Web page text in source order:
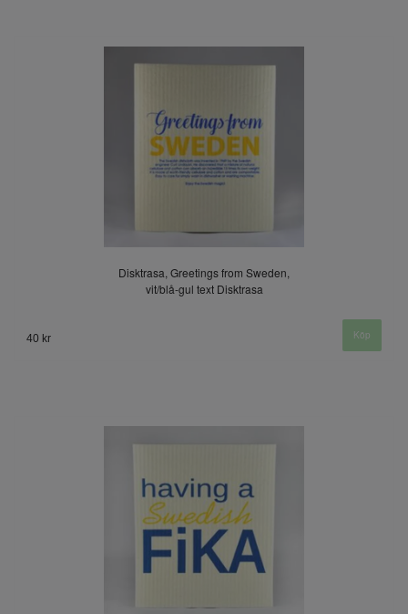
Disktrasa, Greetings from Sweden,
vit/blå-gul text Disktrasa
40 kr